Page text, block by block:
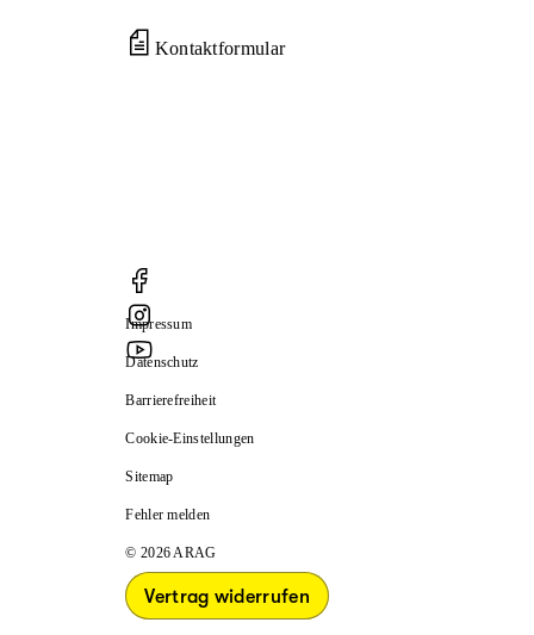
Kontaktformular
Impressum
Datenschutz
Barrierefreiheit
Cookie-Einstellungen
Sitemap
Fehler melden
© 2026 ARAG
Vertrag widerrufen